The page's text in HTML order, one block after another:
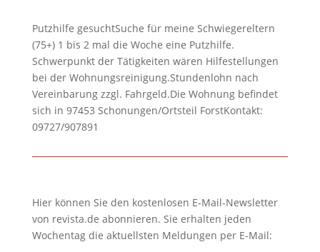
Putzhilfe gesuchtSuche für meine Schwiegereltern
(75+) 1 bis 2 mal die Woche eine Putzhilfe.
Schwerpunkt der Tätigkeiten wären Hilfestellungen
bei der Wohnungsreinigung.Stundenlohn nach
Vereinbarung zzgl. Fahrgeld.Die Wohnung befindet
sich in 97453 Schonungen/Ortsteil ForstKontakt:
09727/907891
Hier können Sie den kostenlosen E-Mail-Newsletter
von revista.de abonnieren. Sie erhalten jeden
Wochentag die aktuellsten Meldungen per E-Mail: